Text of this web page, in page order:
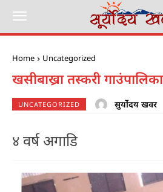
Home Uncategorized
खसीबाख्रा तस्करी
UNCATEGORIZED सुर्योदय खवर
४ वर्ष अगाडि